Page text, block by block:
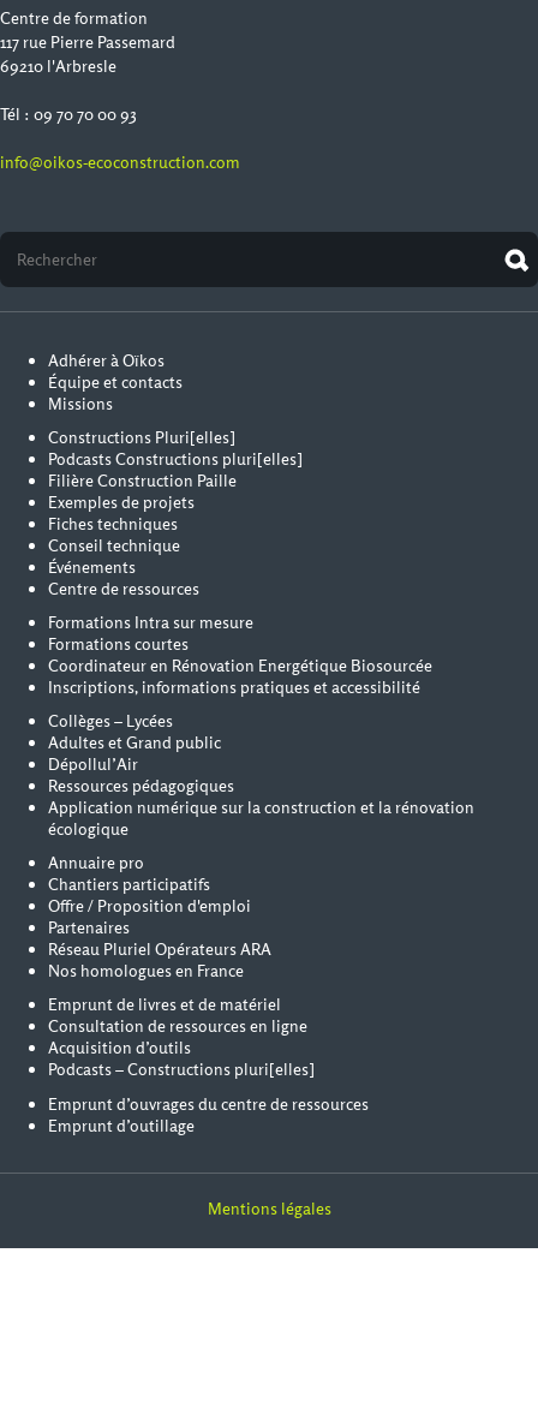
Centre de formation
117 rue Pierre Passemard
69210 l'Arbresle
Tél : 09 70 70 00 93
info@oikos-ecoconstruction.com
Adhérer à Oïkos
Équipe et contacts
Missions
Constructions Pluri[elles]
Podcasts Constructions pluri[elles]
Filière Construction Paille
Exemples de projets
Fiches techniques
Conseil technique
Événements
Centre de ressources
Formations Intra sur mesure
Formations courtes
Coordinateur en Rénovation Energétique Biosourcée
Inscriptions, informations pratiques et accessibilité
Collèges – Lycées
Adultes et Grand public
Dépollul’Air
Ressources pédagogiques
Application numérique sur la construction et la rénovation
écologique
Annuaire pro
Chantiers participatifs
Offre / Proposition d'emploi
Partenaires
Réseau Pluriel Opérateurs ARA
Nos homologues en France
Emprunt de livres et de matériel
Consultation de ressources en ligne
Acquisition d’outils
Podcasts – Constructions pluri[elles]
Emprunt d’ouvrages du centre de ressources
Emprunt d’outillage
Mentions légales